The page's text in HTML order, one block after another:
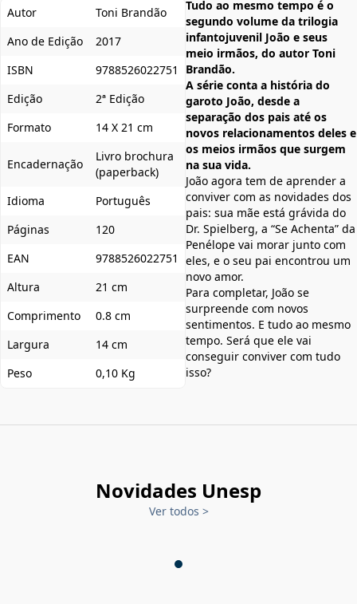
Autor
Toni Brandão
Ano de Edição
2017
ISBN
9788526022751
Edição
2ª Edição
Formato
14 X 21 cm
Encadernação
Livro brochura
(paperback)
Idioma
Português
Páginas
120
EAN
9788526022751
Altura
21 cm
Comprimento
0.8 cm
Largura
14 cm
Peso
0,10 Kg
Tudo ao mesmo tempo é o
segundo volume da trilogia
infantojuvenil João e seus
meio irmãos, do autor Toni
Brandão.
A série conta a história do
garoto João, desde a
separação dos pais até os
novos relacionamentos deles e
os meios irmãos que surgem
na sua vida.
João agora tem de aprender a
conviver com as novidades dos
pais: sua mãe está grávida do
Dr. Spielberg, a “Se Achenta” da
Penélope vai morar junto com
eles, e o seu pai encontrou um
novo amor.
Para completar, João se
surpreende com novos
sentimentos. E tudo ao mesmo
tempo. Será que ele vai
conseguir conviver com tudo
isso?
Novidades Unesp
Ver todos >